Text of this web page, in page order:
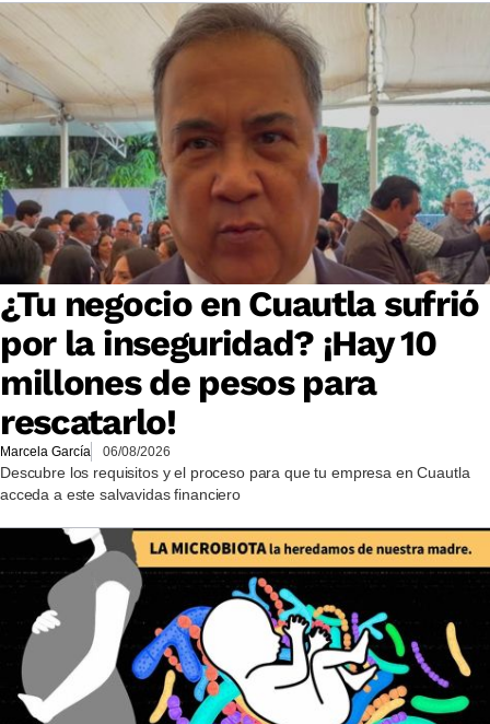
¿Tu negocio en Cuautla sufrió
por la inseguridad? ¡Hay 10
millones de pesos para
rescatarlo!
Marcela García 06/08/2026
Descubre los requisitos y el proceso para que tu empresa en Cuautla
acceda a este salvavidas financiero